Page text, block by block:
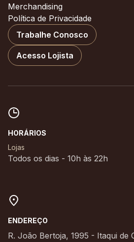
Merchandising
Política de Privacidade
Trabalhe Conosco
Acesso Lojista
HORÁRIOS
Lojas
Todos os dias - 10h às 22h
ENDEREÇO
R. João Bertoja, 1995 - Itaqui de